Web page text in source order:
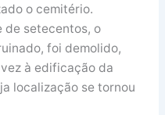
o cemitério.
de setecentos, o
foi demolido,
à edificação da
localização se tornou